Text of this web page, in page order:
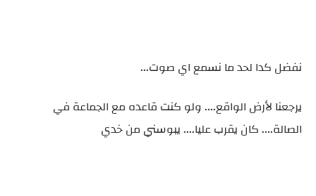
نفضل كدا لحد ما نسمع اي صوت...
يرجعنا لأرض الواقع.... ولو كنت قاعده مع الجماعة في
الصالة.... كان يقرب عليا.... يبوسني من خدي